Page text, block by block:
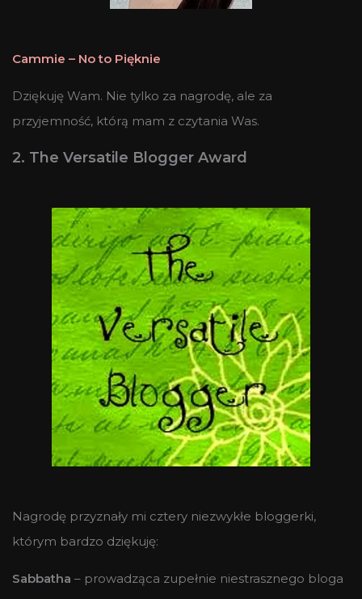
Cammie – No to Pięknie
Dziękuję Wam. Nie tylko za nagrodę, ale za
przyjemność, którą mam z czytania Was.
2. The Versatile Blogger Award
Nagrodę przyznały mi cztery niezwykłe bloggerki,
którym bardzo dziękuję:
Sabbatha – prowadząca zupełnie niestrasznego bloga